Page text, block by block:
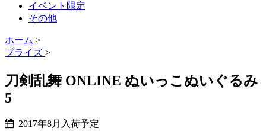
イベント限定
その他
ホーム >
プライズ >
刀剣乱舞 ONLINE ぬいっこぬいぐるみ
5
2017年8月入荷予定